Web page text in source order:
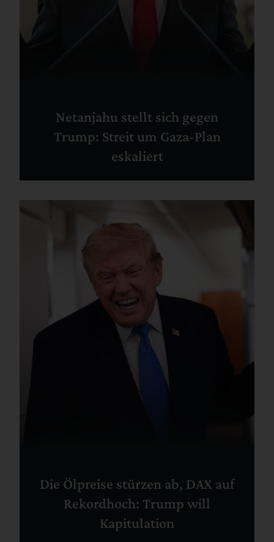
Netanjahu stellt sich gegen
Trump: Streit um Gaza-Plan
eskaliert
Die Ölpreise stürzen ab, DAX auf
Rekordhoch: Trump will
Kapitulation